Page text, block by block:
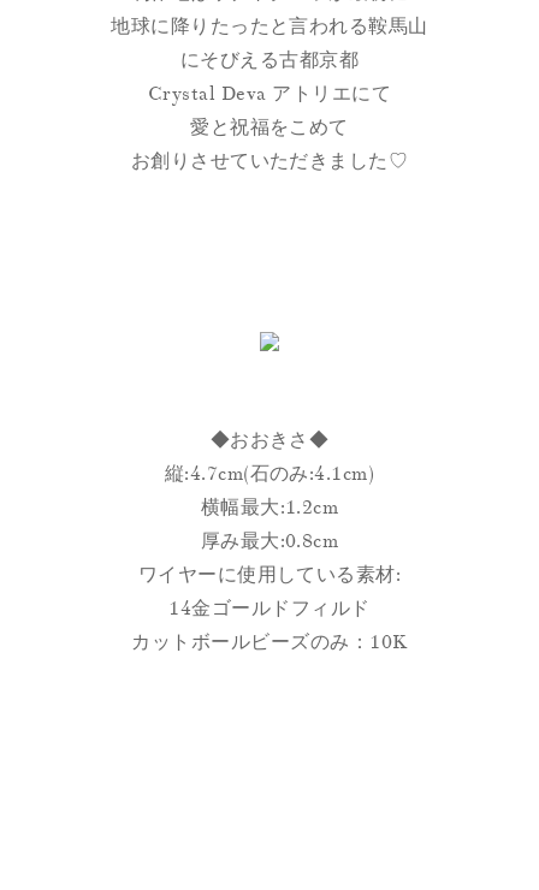
地球に降りたったと言われる鞍馬山
にそびえる古都京都
Crystal Deva アトリエにて
愛と祝福をこめて
お創りさせていただきました♡
◆おおきさ◆
縦:4.7cm(石のみ:4.1cm)
横幅最大:1.2cm
厚み最大:0.8cm
ワイヤーに使用している素材:
14金ゴールドフィルド
カットボールビーズのみ：10K